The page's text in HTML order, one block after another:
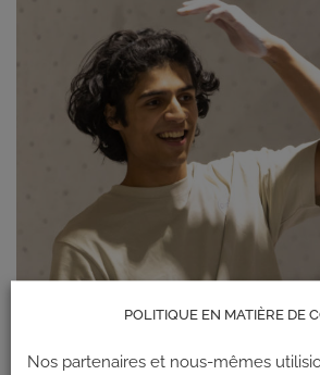
POLITIQUE EN MATIÈRE DE
Nos partenaires et nous-mêmes